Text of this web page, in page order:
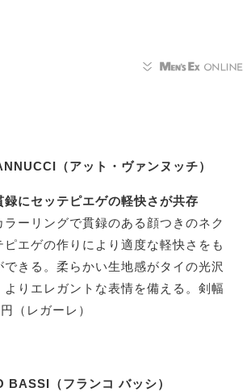
（アット・ヴァンヌッチ）
録にセッテピエゲの軽快さが共存
ラーリングで貫録のある顔つきのネク
ピエゲの作りにより適度な軽快さをも
できる。柔らかい生地感がタイの光沢
りエレガントな表情を備える。剣幅
（レガーレ）
BASSI（フランコ バッシ）